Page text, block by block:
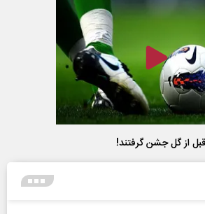
از گل جشن گرفتند!